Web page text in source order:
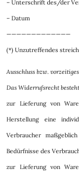
– Unterschrift des/der
– Datum
—————————————
(*) Unzutreffendes
Ausschluss bzw.
Das Widerrufsrecht
zur Lieferung von
Herstellung eine
Verbraucher
Bedürfnisse des
zur Lieferung von